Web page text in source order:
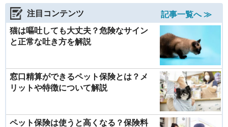
注目コンテンツ
記事一覧へ ≫
猫は嘔吐しても大丈夫？危険なサイン
と正常な吐き方を解説
窓口精算ができるペット保険とは？メ
リットや特徴について解説
ペット保険は使うと高くなる？保険料